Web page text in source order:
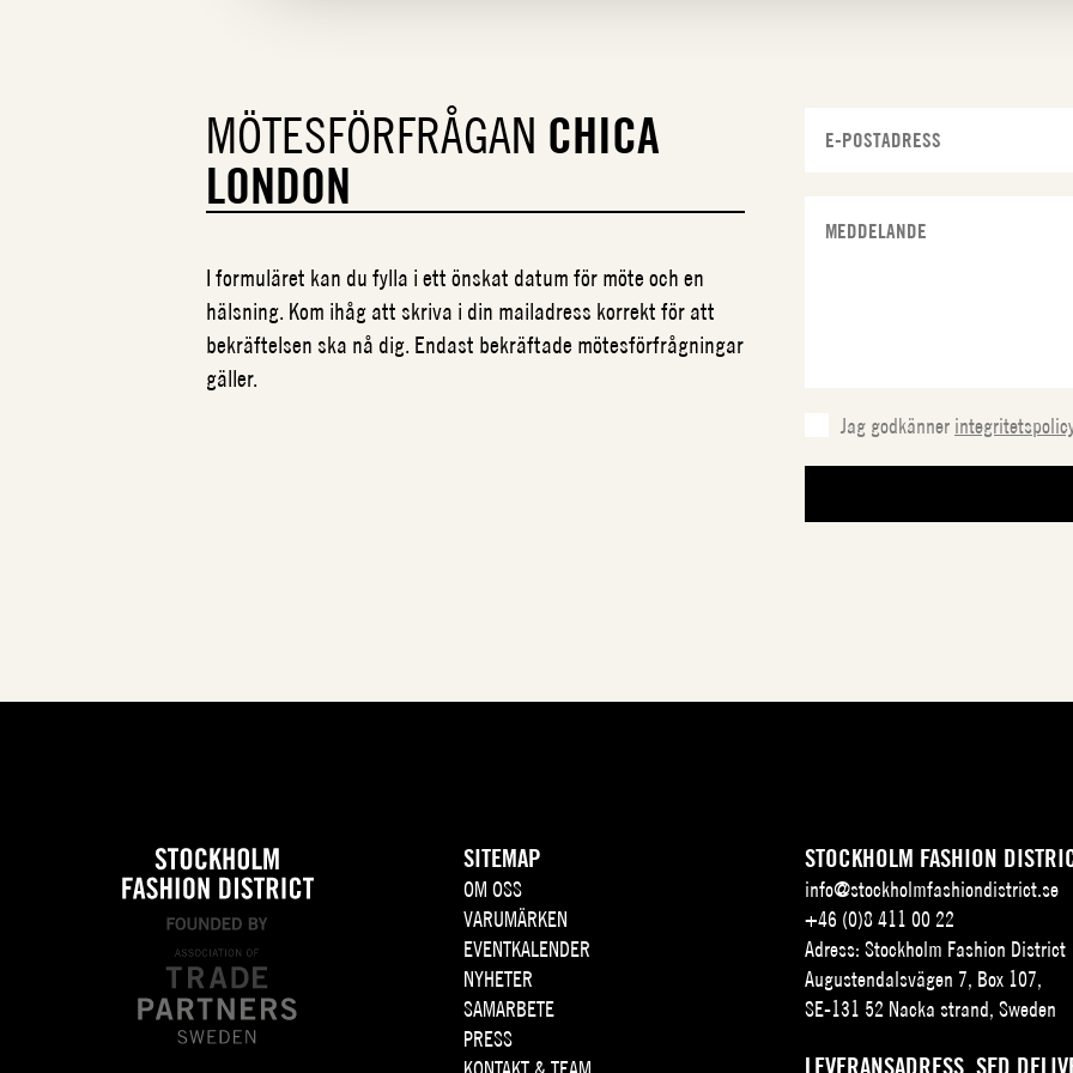
MÖTESFÖRFRÅGAN CHICA
LONDON
I formuläret kan du fylla i ett önskat datum för möte och en
hälsning. Kom ihåg att skriva i din mailadress korrekt för att
bekräftelsen ska nå dig. Endast bekräftade mötesförfrågningar
gäller.
Jag godkänner
SITEMAP
OM OSS
VARUMÄRKEN
EVENTKALENDER
NYHETER
SAMARBETE
PRESS
STOCKHOLM FASHION
info@stockholmfashiondistrict.se
+46 (0)8 411 00 22
Adress: Stockholm Fashion District
Augustendalsvägen 7, Box 107,
SE-131 52 Nacka strand, Sweden
LEVERANSADRESS, SFD